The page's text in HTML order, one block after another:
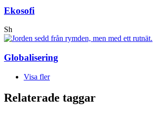
Ekosofi
Sh
Globalisering
Visa fler
Relaterade taggar